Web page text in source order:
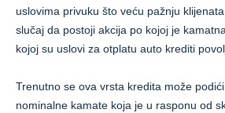
uslovima privuku što veću pažnju
slučaj da postoji akcija po kojoj je
kojoj su uslovi za otplatu auto krediti
Trenutno se ova vrsta kredita može
nominalne kamate koja je u rasponu od